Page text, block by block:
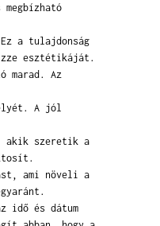
a tulajdonság
esztétikáját.
marad. Az
A jól
akik szeretik a
ami növeli a
idő és dátum